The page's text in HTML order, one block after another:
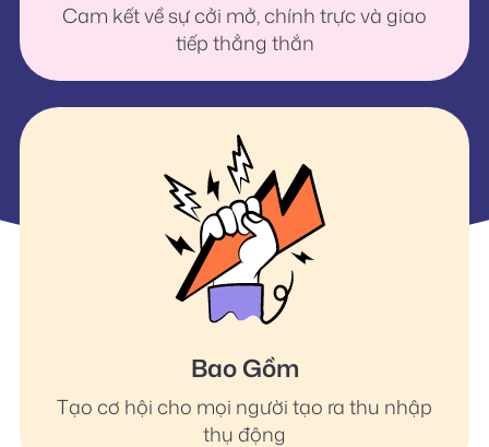
Cam kết về sự cởi mở, chính trực và giao
tiếp thẳng thắn
Bao Gồm
Tạo cơ hội cho mọi người tạo ra thu nhập
thụ động